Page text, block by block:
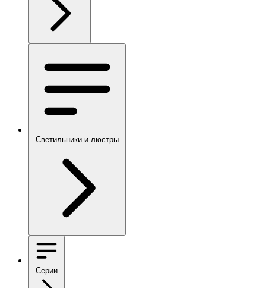
Светильники и люстры
Серии